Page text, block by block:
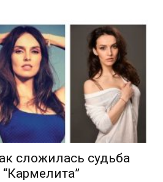
сложилась судьба